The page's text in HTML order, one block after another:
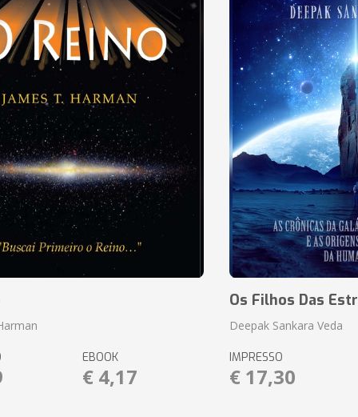
EBOOK
€ 4,17
Os Filhos Das
Deepak Sankara Veda
IMPRESSO
€ 17,30